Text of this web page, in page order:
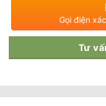
Gọi điện
Tư